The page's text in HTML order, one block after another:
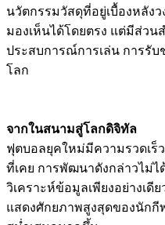
นวัตกรรมวัสดุที่อยู่เบื้องหลัง
มองเห็นได้โดยตรง แต่มีส่ว
ประสบการณ์การเล่น การรั
โลก
จากในสนามสู่โลกดิจิทัล
ฟุตบอลยุคใหม่มีความรวดเร็
ที่เคย การพัฒนาดังกล่าวไม่ไ
วิเคราะห์ข้อมูลเพียงอย่างเดี
แสดงศักยภาพสูงสุดของนักกี